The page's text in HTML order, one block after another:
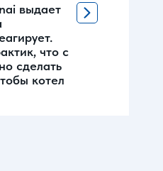
выдает
что с
сделать
котел